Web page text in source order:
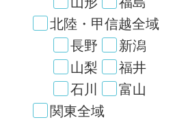
北陸・甲信越全域
長野
新潟
山梨
福井
石川
富山
関東全域